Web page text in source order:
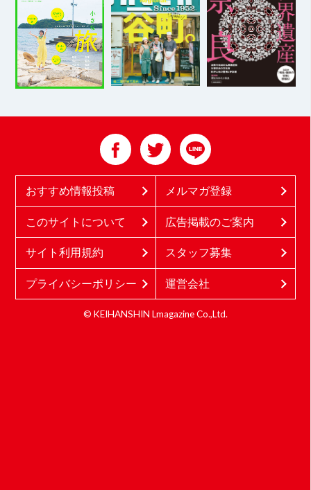
おすすめ情報投稿 メルマガ登録
このサイトについて 広告掲載のご案内
サイト利用規約 スタッフ募集
プライバシーポリシー 運営会社
© KEIHANSHIN Lmagazine Co.,Ltd.